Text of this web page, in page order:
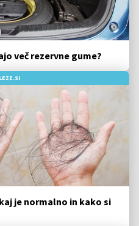
več rezervne gume?
je normalno in kako si